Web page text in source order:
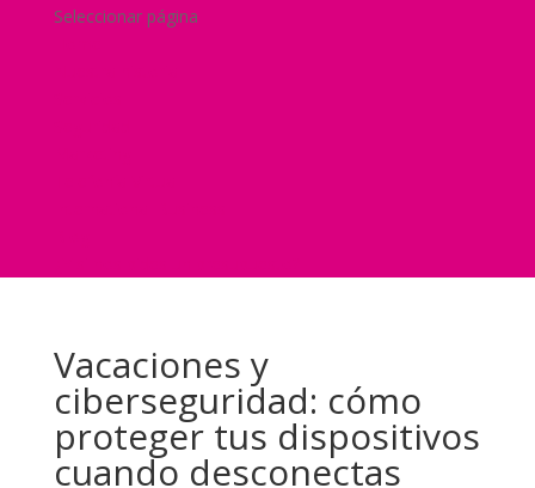
Seleccionar página
Vacaciones y
ciberseguridad: cómo
proteger tus dispositivos
cuando desconectas